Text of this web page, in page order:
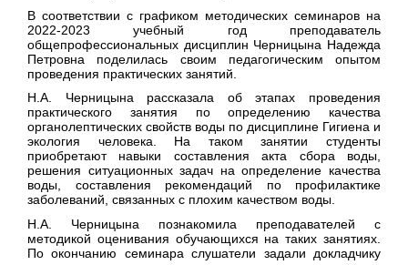
В соответствии с графиком методических семинаров на
2022-2023 учебный год преподаватель
общепрофессиональных дисциплин Черницына Надежда
Петровна поделилась своим педагогическим опытом
проведения практических занятий.
Н.А. Черницына рассказала об этапах проведения
практического занятия по определению качества
органолептических свойств воды по дисциплине Гигиена и
экология человека. На таком занятии студенты
приобретают навыки составления акта сбора воды,
решения ситуационных задач на определение качества
воды, составления рекомендаций по профилактике
заболеваний, связанных с плохим качеством воды.
Н.А. Черницына познакомила преподавателей с
методикой оценивания обучающихся на таких занятиях.
По окончанию семинара слушатели задали докладчику